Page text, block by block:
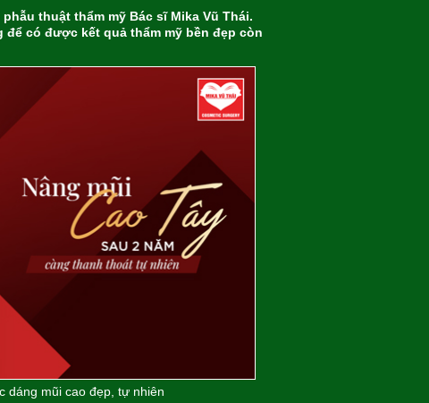
thuật thẩm mỹ Bác sĩ Mika Vũ Thái.
có được kết quả thẩm mỹ bền đẹp còn
dáng mũi cao đẹp, tự nhiên